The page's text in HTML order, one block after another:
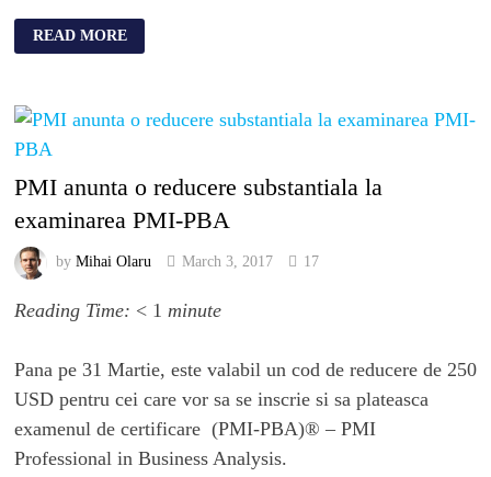
READ MORE
PMI anunta o reducere substantiala la
examinarea PMI-PBA
by Mihai Olaru March 3, 2017 17
Reading Time: < 1 minute
Pana pe 31 Martie, este valabil un cod de reducere de 250
USD pentru cei care vor sa se inscrie si sa plateasca
examenul de certificare (PMI-PBA)® – PMI
Professional in Business Analysis.